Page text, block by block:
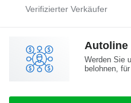
Autoline
Werden Sie
belohnen,